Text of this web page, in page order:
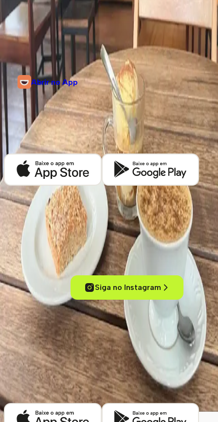
Rua Henrique Dias, 609
Derby, Recife, Pernambuco
@castigliani
Abrir no App
Descubra mais cafeterias emRecife
Baixe o app Kafex e encontre as melhores cafeterias de café especial
perto de você.
Experimente cafés de um jeito inteligente
Conecte-se com outros amantes de café, acesse conteúdos
exclusivos, descubra cafeterias pelo mundo e mergulhe no universo
dos cafés especiais.
ola@kafex.com.br Siga no Instagram
Home
Eventos
Cursos e Workshops
Loja
Empresas
Blog
Contato
Cafeterias
Sobre
Termos de usoPolítica de Privacidade